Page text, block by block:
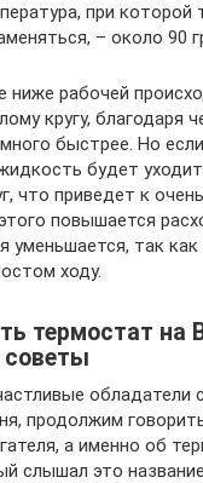
при которой
– около 90
ниже рабочей
кругу, благодаря
быстрее. Но
будет
что приведет к
повышается
уменьшается, так
ходу.
термостат на
обладатели
продолжим
а именно об
слышал это